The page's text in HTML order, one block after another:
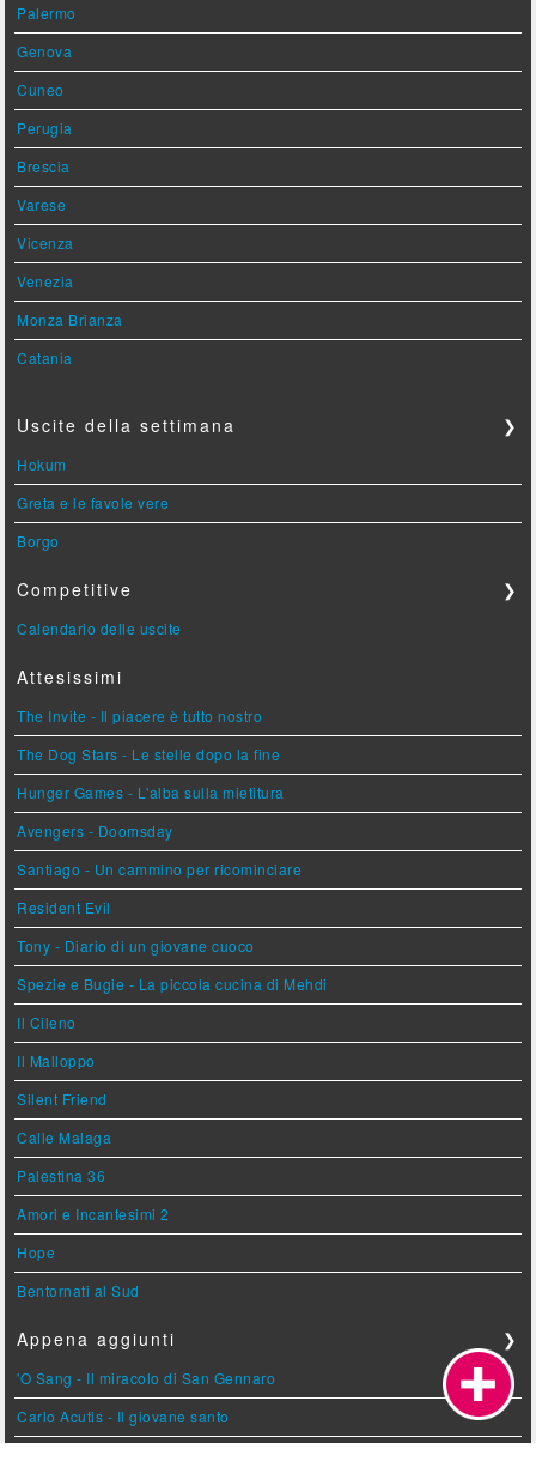
Palermo
Genova
Cuneo
Perugia
Brescia
Varese
Vicenza
Venezia
Monza Brianza
Catania
Uscite della settimana ❯
Hokum
Greta e le favole vere
Borgo
Competitive ❯
Calendario delle uscite
Attesissimi
The Invite - Il piacere è tutto nostro
The Dog Stars - Le stelle dopo la fine
Hunger Games - L'alba sulla mietitura
Avengers - Doomsday
Santiago - Un cammino per ricominciare
Resident Evil
Tony - Diario di un giovane cuoco
Spezie e Bugie - La piccola cucina di Mehdi
Il Cileno
Il Malloppo
Silent Friend
Calle Malaga
Palestina 36
Amori e Incantesimi 2
Hope
Bentornati al Sud
Appena aggiunti ❯
'O Sang - Il miracolo di San Gennaro
Carlo Acutis - Il giovane santo